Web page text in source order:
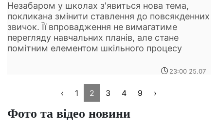
Незабаром у школах з'явиться нова тема,
покликана змінити ставлення до повсякденних
звичок. Її впровадження не вимагатиме
перегляду навчальних планів, але стане
помітним елементом шкільного процесу
23:00 25.07
‹ 1 2 3 4 9 ›
Фото та відео новини